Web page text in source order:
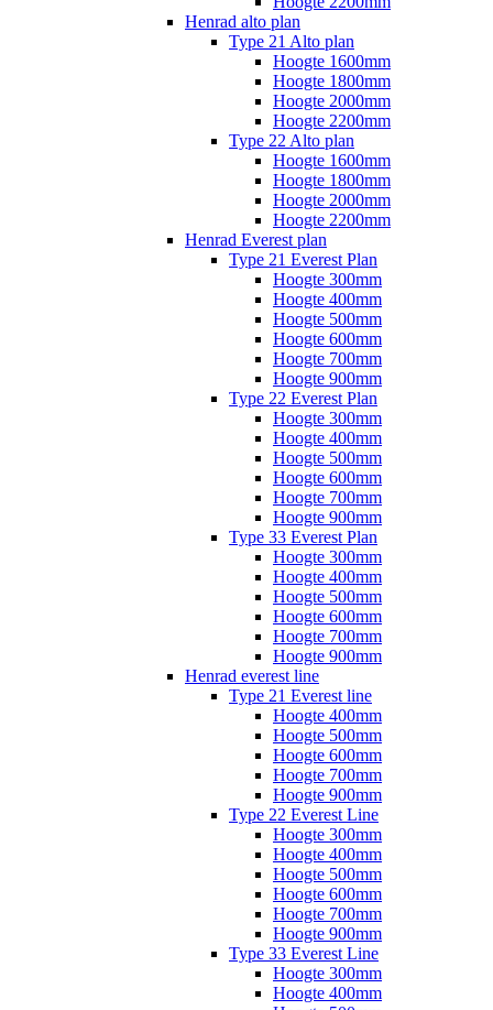
Henrad alto plan
Type 21 Alto plan
Hoogte 1600mm
Hoogte 1800mm
Hoogte 2000mm
Hoogte 2200mm
Type 22 Alto plan
Hoogte 1600mm
Hoogte 1800mm
Hoogte 2000mm
Hoogte 2200mm
Henrad Everest plan
Type 21 Everest Plan
Hoogte 300mm
Hoogte 400mm
Hoogte 500mm
Hoogte 600mm
Hoogte 700mm
Hoogte 900mm
Type 22 Everest Plan
Hoogte 300mm
Hoogte 400mm
Hoogte 500mm
Hoogte 600mm
Hoogte 700mm
Hoogte 900mm
Type 33 Everest Plan
Hoogte 300mm
Hoogte 400mm
Hoogte 500mm
Hoogte 600mm
Hoogte 700mm
Hoogte 900mm
Henrad everest line
Type 21 Everest line
Hoogte 400mm
Hoogte 500mm
Hoogte 600mm
Hoogte 700mm
Hoogte 900mm
Type 22 Everest Line
Hoogte 300mm
Hoogte 400mm
Hoogte 500mm
Hoogte 600mm
Hoogte 700mm
Hoogte 900mm
Type 33 Everest Line
Hoogte 300mm
Hoogte 400mm